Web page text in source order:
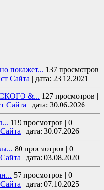
покажет... 137 просмотров
Сайта дата: 23.12.2021
&... 127 просмотров
Сайта дата: 30.06.2026
119 просмотров
0
дата: 30.07.2026
80 просмотров
0
дата: 03.08.2020
57 просмотров
0
дата: 07.10.2025